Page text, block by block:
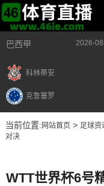
巴西甲 2026-
科林蒂安
克鲁塞罗
当前位置: 网站首页> 足球资
对决
WTT世界杯6号